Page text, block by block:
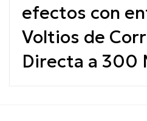
efectos con
Voltios de
Directa a 300